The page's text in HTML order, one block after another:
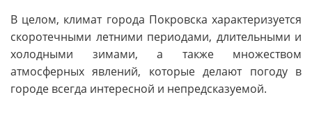
В целом, климат города Покровска характеризуется
скоротечными летними периодами, длительными и
холодными зимами, а также множеством
атмосферных явлений, которые делают погоду в
городе всегда интересной и непредсказуемой.